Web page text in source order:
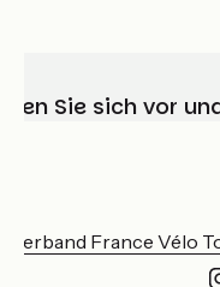
Sie sich vor
Verband France Vélo